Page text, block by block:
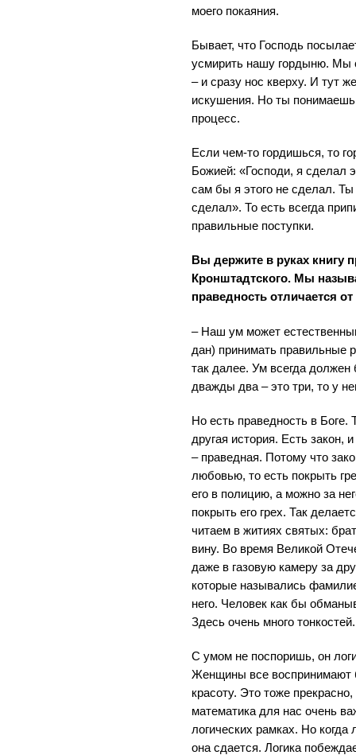
моего покаяния.
Бывает, что Господь
усмирить нашу гордыню. Мы
– и сразу нос кверху. И тут
искушения. Но ты
процесс.
Если чем-то гордишься, то
Божией: «Господи, я сделал
сам бы я этого не сделал.
сделал». То есть всегда
правильные поступки.
Вы держите в руках книгу
Кронштадтского. Мы
праведность отличается
– Наш ум может
дан) принимать
так далее. Ум всегда
дважды два – это три, то у
Но есть праведность в
другая история. Есть
– праведная. Потому что
любовью, то есть покрыть
его в полицию, а можно за
покрыть его грех. Так
читаем в житиях святых:
вину. Во время Великой
даже в газовую камеру за
которые назывались
него. Человек как бы
Здесь очень много тонкостей.
С умом не поспоришь, он
Женщины все воспринимают
красоту. Это тоже
математика для нас очень
логических рамках. Но когда
она сдается. Логика